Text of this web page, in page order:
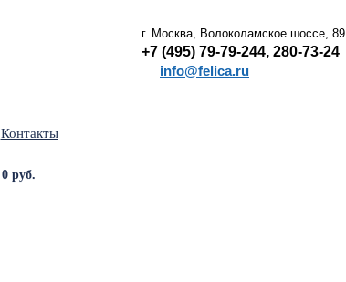
г. Москва, Волоколамское шоссе, 89
+7 (495) 79-79-244, 280-73-24
info@felica.ru
Контакты
0 руб.